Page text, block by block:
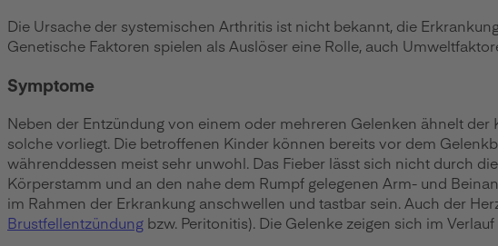
Die Ursache der systemischen Arthritis ist nicht bekannt, die
Genetische Faktoren spielen als Auslöser eine Rolle, auch
Symptome
Neben der Entzündung von einem oder mehreren Gelenken ähnelt
solche vorliegt. Die betroffenen Kinder können bereits vor dem
währenddessen meist sehr unwohl. Das Fieber lässt sich nicht durch
Körperstamm und an den nahe dem Rumpf gelegenen Arm- und
im Rahmen der Erkrankung anschwellen und tastbar sein. Auch der
Brustfellentzündung bzw. Peritonitis). Die Gelenke zeigen sich im